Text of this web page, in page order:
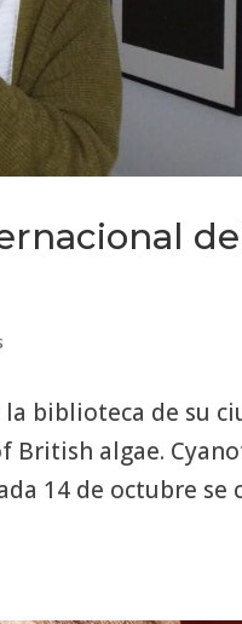
biblioteca de su
British algae.
14 de octubre se